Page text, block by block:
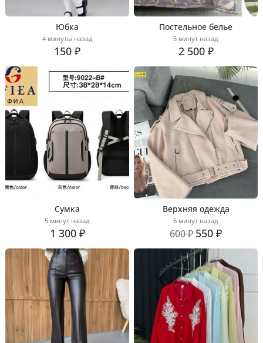
Юбка
4 минуты назад
150 ₽
Постельное белье
5 минут назад
2 500 ₽
Сумка
5 минут назад
1 300 ₽
Верхняя одежда
6 минут назад
600 ₽ 550 ₽